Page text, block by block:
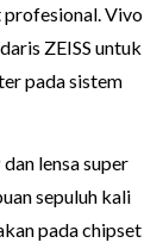
Vivo
ZEISS untuk
pada sistem
lensa super
sepuluh kali
pada chipset